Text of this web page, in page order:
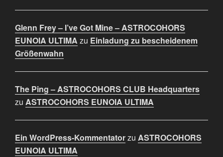
Glenn Frey – I’ve Got Mine – ASTROCOHORS
EUNOIA ULTIMA zu Einladung zu bescheidenem
Größenwahn
The Ping – ASTROCOHORS CLUB Headquarters
zu ASTROCOHORS EUNOIA ULTIMA
Ein WordPress-Kommentatorzu ASTROCOHORS
EUNOIA ULTIMA